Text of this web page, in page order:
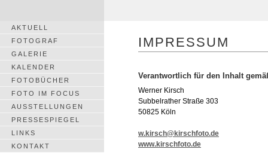
AKTUELL
FOTOGRAF
GALERIE
KALENDER
FOTOBÜCHER
FOTO IM FOCUS
AUSSTELLUNGEN
PRESSESPIEGEL
LINKS
KONTAKT
IMPRESSUM
Verantwortlich für den Inhalt
Werner Kirsch
Subbelrather Straße 303
50825 Köln
w.kirsch@kirschfoto.de
www.kirschfoto.de